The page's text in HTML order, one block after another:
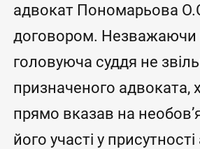
адвокат Пономарьова
договором. Незважаючи
головуюча суддя не
призначеного адвоката,
прямо вказав на
його участі у